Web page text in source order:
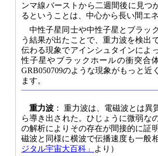
ンマ線バーストから二週間後に見つ
るということは、中心から長い間エ
中性子星同士や中性子星とブラッ
う結果が出たことで、重力波を検出
伝わる現象でアインシュタインによ
性子星やブラックホールの衝突合
GRB050709のような現象がもっと
ます。
重力波 ： 重力波は、電磁波とは
ら導き出された。ひじょうに微弱な
の解析によりその存在が間接的に証
磁波と同様に横波で伝播速度も一般
ジタル宇宙大百科」
より）